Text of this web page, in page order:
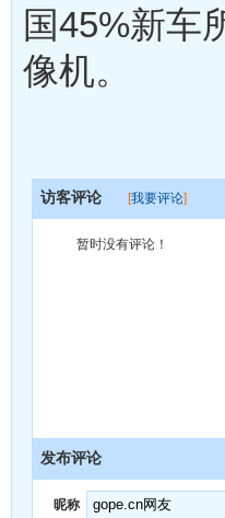
国45%新车
像机。
访客评论 [我要评论]
暂时没有评论！
发布评论
昵称